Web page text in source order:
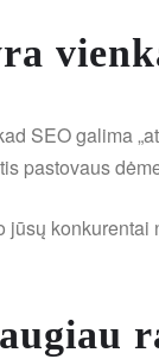
SEO galima
pastovaus